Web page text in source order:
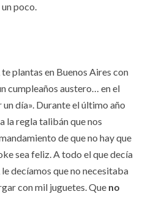
poco.
plantas en Buenos Aires con
cumpleaños austero… en el
día». Durante el último año
la regla talibán que nos
de que no hay que
sea feliz. A todo el que decía
decíamos que no necesitaba
con mil juguetes. Que no